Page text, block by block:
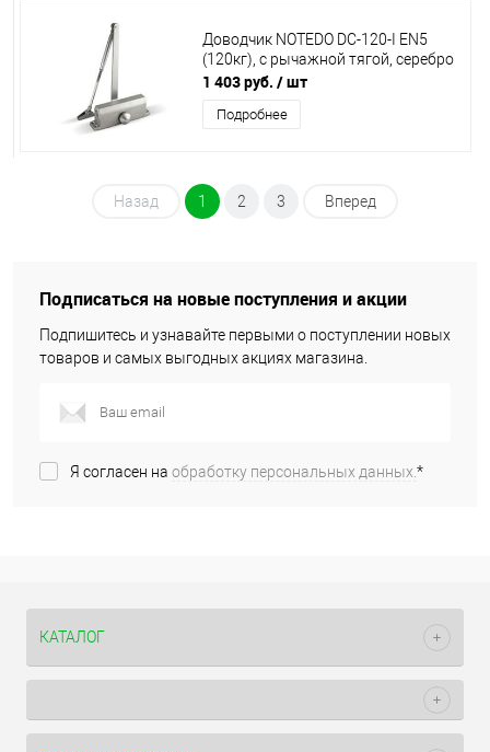
Доводчик NOTEDO DC-120-I EN5
(120кг), с рычажной тягой, серебро
1 403 руб. / шт
Подробнее
Назад 1 2 3 Вперед
Подписаться на новые поступления и акции
Подпишитесь и узнавайте первыми о поступлении новых
товаров и самых выгодных акциях магазина.
Я согласен на обработку персональных данных.*
КАТАЛОГ